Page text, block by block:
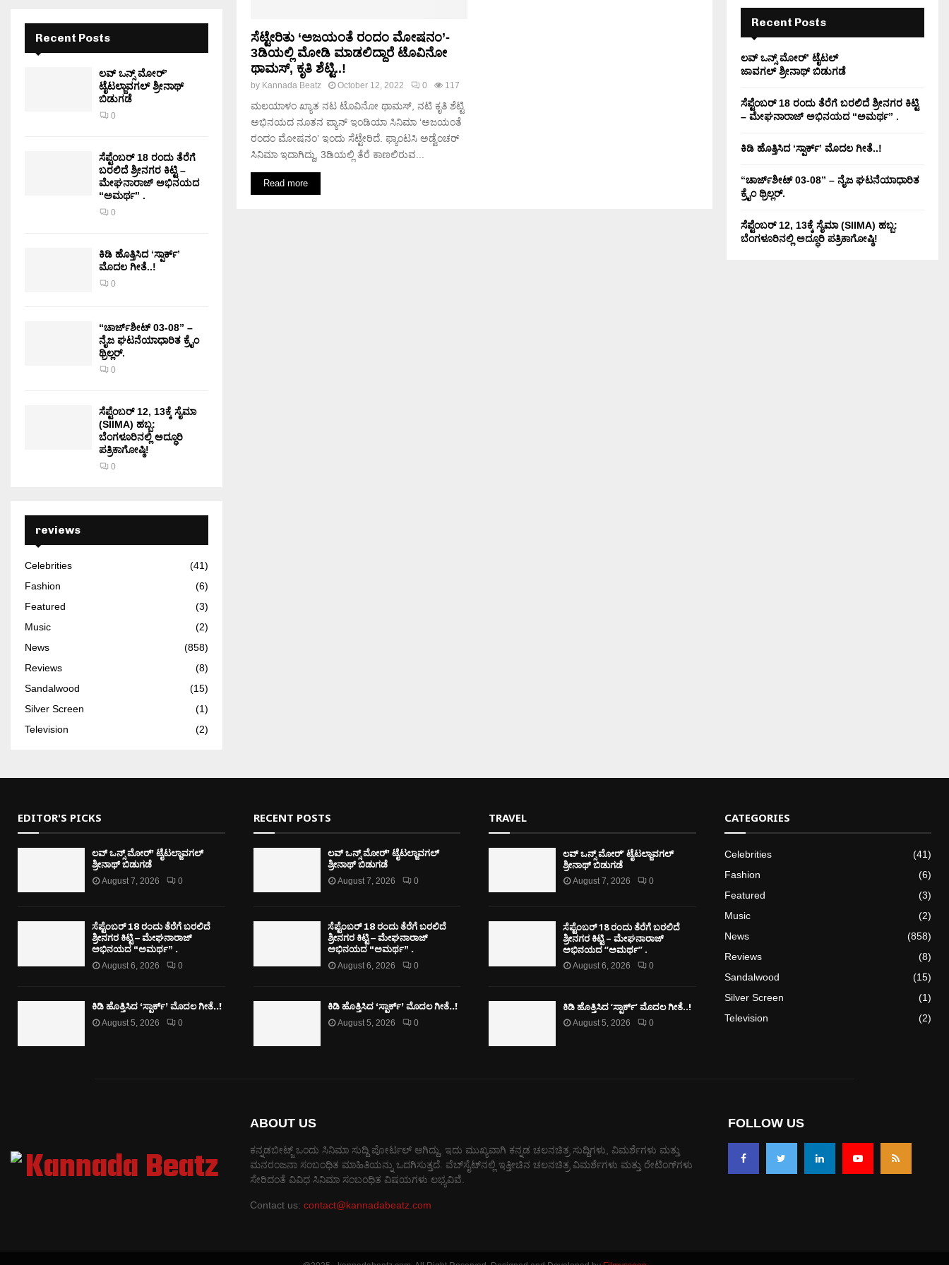
ಸೆಟ್ಟೇರಿತು ‘ಅಜಯಂತೆ ರಂದಂ ಮೋಷನಂ’-
3ಡಿಯಲ್ಲಿ ಮೋಡಿ ಮಾಡಲಿದ್ದಾರೆ ಟೊವಿನೋ
ಥಾಮಸ್, ಕೃತಿ ಶೆಟ್ಟಿ..!
by Kannada Beatz October 12, 2022 0 117
ಮಲಯಾಳಂ ಖ್ಯಾತ ನಟ ಟೊವಿನೋ ಥಾಮಸ್, ನಟಿ ಕೃತಿ ಶೆಟ್ಟಿ
ಅಭಿನಯದ ನೂತನ ಪ್ಯಾನ್ ಇಂಡಿಯಾ ಸಿನಿಮಾ ‘ಅಜಯಂತೆ
ರಂದಂ ಮೋಷನಂ’ ಇಂದು ಸೆಟ್ಟೇರಿದೆ. ಫ್ಯಾಂಟಸಿ ಅಡ್ವೆಂಚರ್
ಸಿನಿಮಾ ಇದಾಗಿದ್ದು, 3ಡಿಯಲ್ಲಿ ತೆರೆ ಕಾಣಲಿರುವ...
Read more
Recent Posts
ಲವ್ ಒನ್ಸ್ ಮೋರ್’
ಟೈಟಲ್ಜಾವಗಲ್ ಶ್ರೀನಾಥ್
ಬಿಡುಗಡೆ
0
ಸೆಪ್ಟೆಂಬರ್ 18 ರಂದು ತೆರೆಗೆ
ಬರಲಿದೆ ಶ್ರೀನಗರ ಕಿಟ್ಟಿ –
ಮೇಘನಾರಾಜ್ ಅಭಿನಯದ
“ಅಮರ್ಥ” .
0
ಕಿಡಿ‌‌ ಹೊತ್ತಿಸಿದ ‘ಸ್ಪಾರ್ಕ್’
ಮೊದಲ‌ ಗೀತೆ..!
0
“ಚಾರ್ಜ್‌ಶೀಟ್ 03-08” –
ನೈಜ ಘಟನೆಯಾಧಾರಿತ ಕ್ರೈಂ
ಥ್ರಿಲ್ಲರ್.
0
ಸೆಪ್ಟೆಂಬರ್ 12, 13ಕ್ಕೆ ಸೈಮಾ
(SIIMA) ಹಬ್ಬ:
ಬೆಂಗಳೂರಿನಲ್ಲಿ ಅದ್ಧೂರಿ
ಪತ್ರಿಕಾಗೋಷ್ಠಿ!
0
reviews
Celebrities
(41)
Fashion
(6)
Featured
(3)
Music
(2)
News
(858)
Reviews
(8)
Sandalwood
(15)
Silver Screen
(1)
Television
(2)
Recent Posts
ಲವ್ ಒನ್ಸ್ ಮೋರ್’ ಟೈಟಲ್
ಜಾವಗಲ್ ಶ್ರೀನಾಥ್ ಬಿಡುಗಡೆ
ಸೆಪ್ಟೆಂಬರ್ 18 ರಂದು ತೆರೆಗೆ ಬರಲಿದೆ ಶ್ರೀನಗರ ಕಿಟ್ಟಿ
– ಮೇಘನಾರಾಜ್ ಅಭಿನಯದ “ಅಮರ್ಥ” .
ಕಿಡಿ‌‌ ಹೊತ್ತಿಸಿದ ‘ಸ್ಪಾರ್ಕ್’ ಮೊದಲ‌ ಗೀತೆ..!
“ಚಾರ್ಜ್‌ಶೀಟ್ 03-08” – ನೈಜ ಘಟನೆಯಾಧಾರಿತ
ಕ್ರೈಂ ಥ್ರಿಲ್ಲರ್.
ಸೆಪ್ಟೆಂಬರ್ 12, 13ಕ್ಕೆ ಸೈಮಾ (SIIMA) ಹಬ್ಬ:
ಬೆಂಗಳೂರಿನಲ್ಲಿ ಅದ್ಧೂರಿ ಪತ್ರಿಕಾಗೋಷ್ಠಿ!
EDITOR'S PICKS
ಲವ್ ಒನ್ಸ್ ಮೋರ್’ ಟೈಟಲ್ಜಾವಗಲ್
ಶ್ರೀನಾಥ್ ಬಿಡುಗಡೆ
August 7, 2026 0
ಸೆಪ್ಟೆಂಬರ್ 18 ರಂದು ತೆರೆಗೆ ಬರಲಿದೆ
ಶ್ರೀನಗರ ಕಿಟ್ಟಿ – ಮೇಘನಾರಾಜ್
ಅಭಿನಯದ “ಅಮರ್ಥ” .
August 6, 2026 0
ಕಿಡಿ‌‌ ಹೊತ್ತಿಸಿದ ‘ಸ್ಪಾರ್ಕ್’ ಮೊದಲ‌ ಗೀತೆ..!
August 5, 2026 0
RECENT POSTS
ಲವ್ ಒನ್ಸ್ ಮೋರ್’ ಟೈಟಲ್ಜಾವಗಲ್
ಶ್ರೀನಾಥ್ ಬಿಡುಗಡೆ
August 7, 2026 0
ಸೆಪ್ಟೆಂಬರ್ 18 ರಂದು ತೆರೆಗೆ ಬರಲಿದೆ
ಶ್ರೀನಗರ ಕಿಟ್ಟಿ – ಮೇಘನಾರಾಜ್
ಅಭಿನಯದ “ಅಮರ್ಥ” .
August 6, 2026 0
ಕಿಡಿ‌‌ ಹೊತ್ತಿಸಿದ ‘ಸ್ಪಾರ್ಕ್’ ಮೊದಲ‌ ಗೀತೆ..!
August 5, 2026 0
TRAVEL
ಲವ್ ಒನ್ಸ್ ಮೋರ್’ ಟೈಟಲ್ಜಾವಗಲ್
ಶ್ರೀನಾಥ್ ಬಿಡುಗಡೆ
August 7, 2026 0
ಸೆಪ್ಟೆಂಬರ್ 18 ರಂದು ತೆರೆಗೆ ಬರಲಿದೆ
ಶ್ರೀನಗರ ಕಿಟ್ಟಿ – ಮೇಘನಾರಾಜ್
ಅಭಿನಯದ “ಅಮರ್ಥ” .
August 6, 2026 0
ಕಿಡಿ‌‌ ಹೊತ್ತಿಸಿದ ‘ಸ್ಪಾರ್ಕ್’ ಮೊದಲ‌ ಗೀತೆ..!
August 5, 2026 0
CATEGORIES
Celebrities
(41)
Fashion
(6)
Featured
(3)
Music
(2)
News
(858)
Reviews
(8)
Sandalwood
(15)
Silver Screen
(1)
Television
(2)
ABOUT US
ಕನ್ನಡಬೀಟ್ಜ್ ಒಂದು ಸಿನಿಮಾ ಸುದ್ದಿ ಪೋರ್ಟಲ್ ಆಗಿದ್ದು, ಇದು ಮುಖ್ಯವಾಗಿ ಕನ್ನಡ ಚಲನಚಿತ್ರ ಸುದ್ದಿಗಳು, ವಿಮರ್ಶೆಗಳು ಮತ್ತು
ಮನರಂಜನಾ ಸಂಬಂಧಿತ ಮಾಹಿತಿಯನ್ನು ಒದಗಿಸುತ್ತದೆ. ವೆಬ್‌ಸೈಟ್‌ನಲ್ಲಿ ಇತ್ತೀಚಿನ ಚಲನಚಿತ್ರ ವಿಮರ್ಶೆಗಳು ಮತ್ತು ರೇಟಿಂಗ್‌ಗಳು
ಸೇರಿದಂತೆ ವಿವಿಧ ಸಿನಿಮಾ ಸಂಬಂಧಿತ ವಿಷಯಗಳು ಲಭ್ಯವಿವೆ.
Contact us: contact@kannadabeatz.com
FOLLOW US